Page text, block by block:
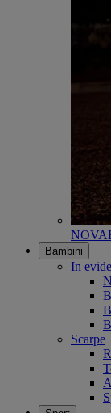
Bambini
In
Scarpe